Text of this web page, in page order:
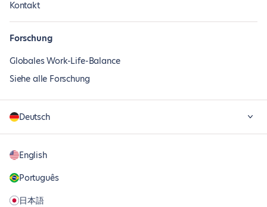
Kontakt
Forschung
Globales Work-Life-Balance
Siehe alle Forschung
Deutsch
English
Português
日本語